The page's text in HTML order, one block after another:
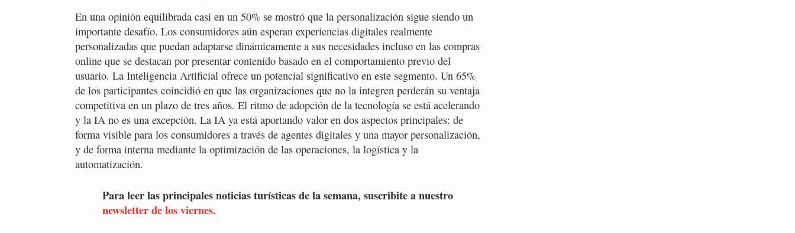
En una opinión equilibrada casi en un 50% se mostró que la personalización sigue siendo un
importante desafío. Los consumidores aún esperan experiencias digitales realmente
personalizadas que puedan adaptarse dinámicamente a sus necesidades incluso en las compras
online que se destacan por presentar contenido basado en el comportamiento previo del
usuario. La Inteligencia Artificial ofrece un potencial significativo en este segmento. Un 65%
de los participantes coincidió en que las organizaciones que no la integren perderán su ventaja
competitiva en un plazo de tres años. El ritmo de adopción de la tecnología se está acelerando
y la IA no es una excepción. La IA ya está aportando valor en dos aspectos principales: de
forma visible para los consumidores a través de agentes digitales y una mayor personalización,
y de forma interna mediante la optimización de las operaciones, la logística y la
automatización.
Para leer las principales noticias turísticas de la semana, suscribite a nuestro
newsletter de los viernes.